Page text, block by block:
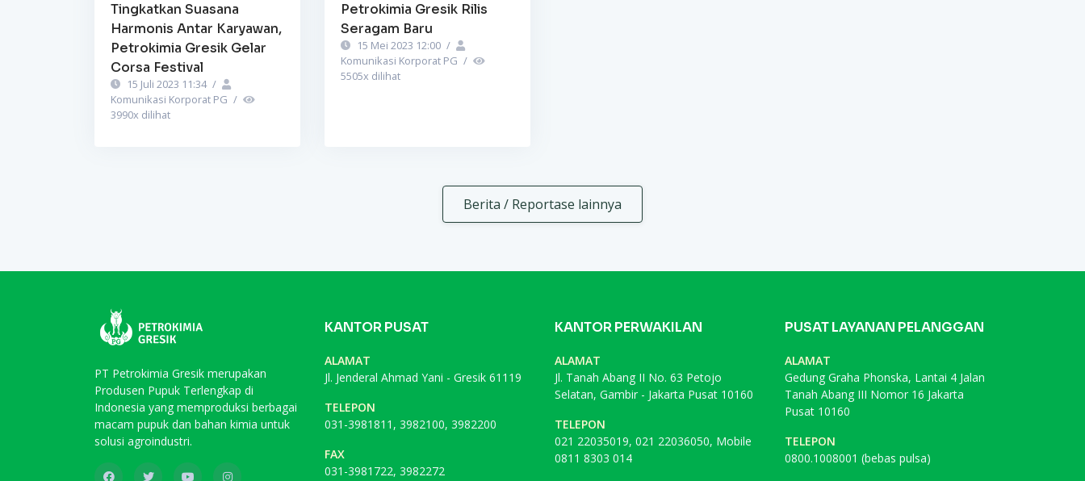
Tingkatkan Suasana
Harmonis Antar Karyawan,
Petrokimia Gresik Gelar
Corsa Festival
15 Juli 2023 11:34 /
Komunikasi Korporat PG /
3990x dilihat
Petrokimia Gresik Rilis
Seragam Baru
15 Mei 2023 12:00 /
Komunikasi Korporat PG /
5505x dilihat
Berita / Reportase lainnya
PT Petrokimia Gresik merupakan
Produsen Pupuk Terlengkap di
Indonesia yang memproduksi berbagai
macam pupuk dan bahan kimia untuk
solusi agroindustri.
KANTOR PUSAT
ALAMAT
Jl. Jenderal Ahmad Yani - Gresik 61119
TELEPON
031-3981811, 3982100, 3982200
FAX
031-3981722, 3982272
KANTOR PERWAKILAN
ALAMAT
Jl. Tanah Abang II No. 63 Petojo
Selatan, Gambir - Jakarta Pusat 10160
TELEPON
021 22035019, 021 22036050, Mobile
0811 8303 014
PUSAT LAYANAN PELANGGAN
ALAMAT
Gedung Graha Phonska, Lantai 4 Jalan
Tanah Abang III Nomor 16 Jakarta
Pusat 10160
TELEPON
0800.1008001 (bebas pulsa)